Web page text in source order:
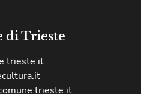
di Trieste